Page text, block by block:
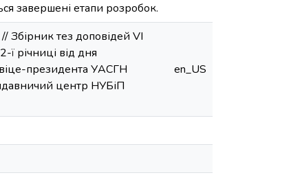
завершені етапи розробок.
Збірник тез доповідей VI
річниці від дня
президента УАСГН
центр НУБіП
en_US